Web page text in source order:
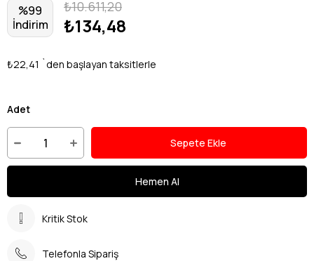
%99
İndirim
₺10.611,20
₺134,48
₺22,41 `den başlayan taksitlerle
Adet
Kritik Stok
Telefonla Sipariş